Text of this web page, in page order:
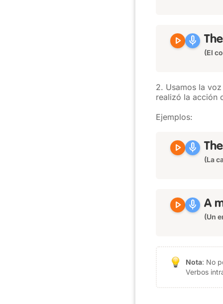
play_arrow mic
(El
2. Usamos la
realizó la acción
Ejemplos:
play_arrow mic
(La
play_arrow mic A
(Un
Nota: No
Verbos